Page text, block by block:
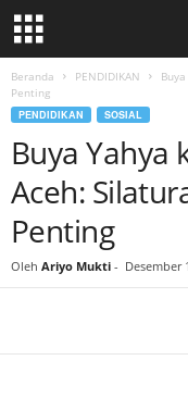
Beranda PENDIDIKAN
Penting
PENDIDIKAN SOSIAL
Buya Yahya
Aceh:
Penting
Oleh Ariyo Mukti - Desember